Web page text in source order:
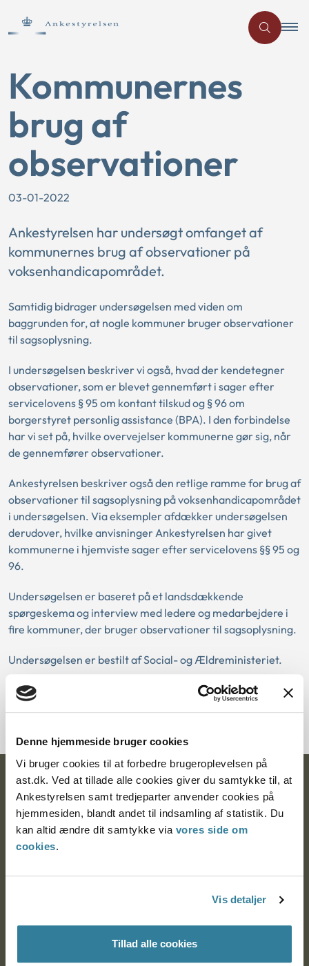
Denne hjemmeside bruger cookies
Vi bruger cookies til at forbedre brugeroplevelsen på
ast.dk. Ved at tillade alle cookies giver du samtykke til, at
Ankestyrelsen samt tredjeparter anvender cookies på
hjemmesiden, blandt andet til indsamling af statistik. Du
kan altid ændre dit samtykke via vores side om
cookies.
Vis detaljer
Tillad alle cookies
Kommunernes
brug af
observationer
03-01-2022
Ankestyrelsen har undersøgt omfanget af
kommunernes brug af observationer på
voksenhandicapområdet.
Samtidig bidrager undersøgelsen med viden om
baggrunden for, at nogle kommuner bruger observationer
til sagsoplysning.
I undersøgelsen beskriver vi også, hvad der kendetegner
observationer, som er blevet gennemført i sager efter
servicelovens § 95 om kontant tilskud og § 96 om
borgerstyret personlig assistance (BPA). I den forbindelse
har vi set på, hvilke overvejelser kommunerne gør sig, når
de gennemfører observationer.
Ankestyrelsen beskriver også den retlige ramme for brug af
observationer til sagsoplysning på voksenhandicapområdet
i undersøgelsen. Via eksempler afdækker undersøgelsen
derudover, hvilke anvisninger Ankestyrelsen har givet
kommunerne i hjemviste sager efter servicelovens §§ 95 og
96.
Undersøgelsen er baseret på et landsdækkende
spørgeskema og interview med ledere og medarbejdere i
fire kommuner, der bruger observationer til sagsoplysning.
Undersøgelsen er bestilt af Social- og Ældreministeriet.
Ankestyrelsen
Postadresse:
Nytorv 7, 2. sal